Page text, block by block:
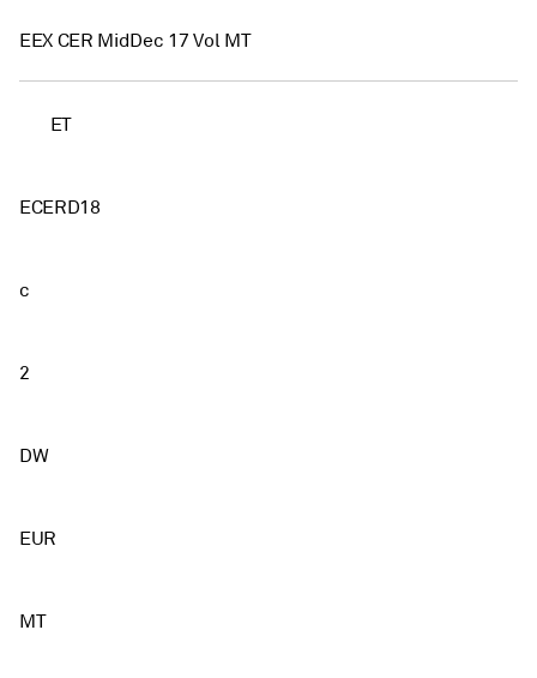
EEX CER MidDec 17 Vol MT
ET
ECERD18
c
2
DW
EUR
MT